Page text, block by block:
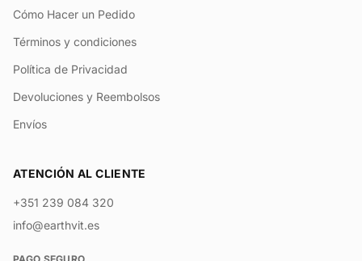
Cómo Hacer un Pedido
Términos y condiciones
Política de Privacidad
Devoluciones y Reembolsos
Envíos
ATENCIÓN AL CLIENTE
+351 239 084 320
info@earthvit.es